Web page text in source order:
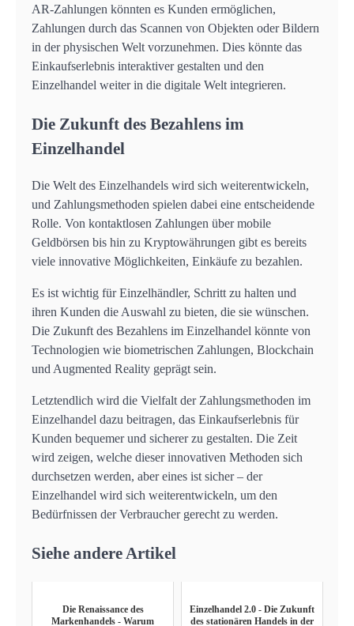
AR-Zahlungen könnten es Kunden ermöglichen,
Zahlungen durch das Scannen von Objekten oder Bildern
in der physischen Welt vorzunehmen. Dies könnte das
Einkaufserlebnis interaktiver gestalten und den
Einzelhandel weiter in die digitale Welt integrieren.
Die Zukunft des Bezahlens im
Einzelhandel
Die Welt des Einzelhandels wird sich weiterentwickeln,
und Zahlungsmethoden spielen dabei eine entscheidende
Rolle. Von kontaktlosen Zahlungen über mobile
Geldbörsen bis hin zu Kryptowährungen gibt es bereits
viele innovative Möglichkeiten, Einkäufe zu bezahlen.
Es ist wichtig für Einzelhändler, Schritt zu halten und
ihren Kunden die Auswahl zu bieten, die sie wünschen.
Die Zukunft des Bezahlens im Einzelhandel könnte von
Technologien wie biometrischen Zahlungen, Blockchain
und Augmented Reality geprägt sein.
Letztendlich wird die Vielfalt der Zahlungsmethoden im
Einzelhandel dazu beitragen, das Einkaufserlebnis für
Kunden bequemer und sicherer zu gestalten. Die Zeit
wird zeigen, welche dieser innovativen Methoden sich
durchsetzen werden, aber eines ist sicher – der
Einzelhandel wird sich weiterentwickeln, um den
Bedürfnissen der Verbraucher gerecht zu werden.
Siehe andere Artikel
Die Renaissance des
Markenhandels - Warum
Einzelhandel 2.0 - Die Zukunft
des stationären Handels in der